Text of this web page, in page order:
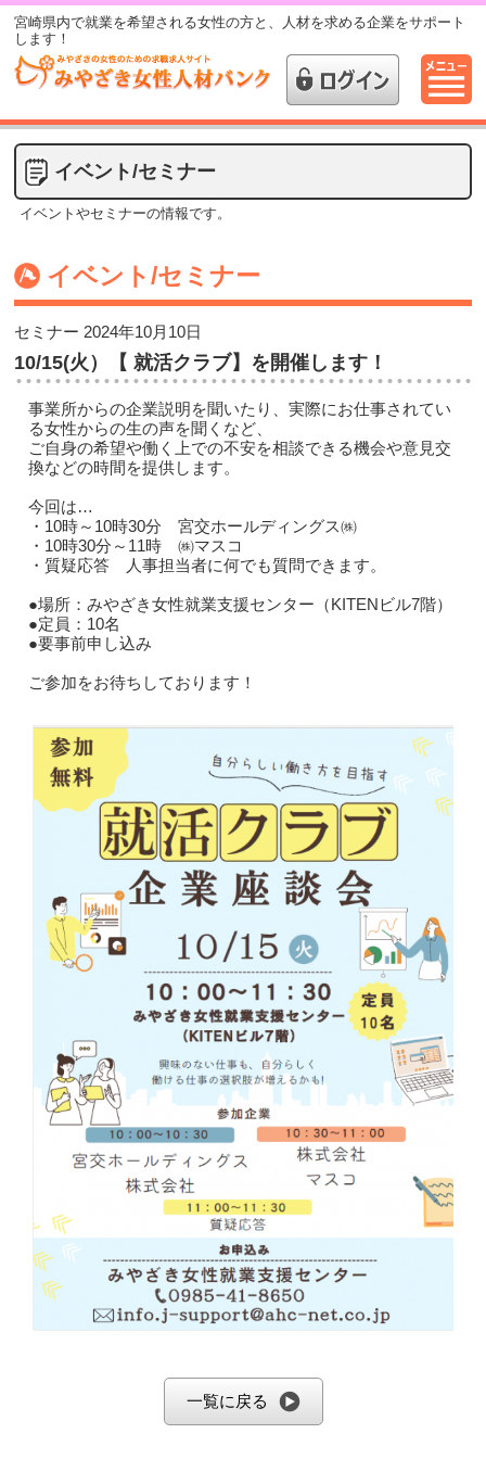
宮崎県内で就業を希望される女性の方と、人材を求める企業をサポート
します！
イベント/セミナー
イベントやセミナーの情報です。
イベント/セミナー
セミナー 2024年10月10日
10/15(火）【 就活クラブ】を開催します！
事業所からの企業説明を聞いたり、実際にお仕事されてい
る女性からの生の声を聞くなど、
ご自身の希望や働く上での不安を相談できる機会や意見交
換などの時間を提供します。
今回は…
・10時～10時30分 宮交ホールディングス㈱
・10時30分～11時 ㈱マスコ
・質疑応答 人事担当者に何でも質問できます。
●場所：みやざき女性就業支援センター（KITENビル7階）
●定員：10名
●要事前申し込み
ご参加をお待ちしております！
一覧に戻る